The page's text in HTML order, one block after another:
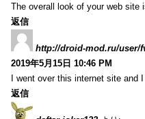
The overall look of your web site
返信
http://droid-mod.ru/user/
2019年5月15日 10:46 PM
I went over this internet site and
返信